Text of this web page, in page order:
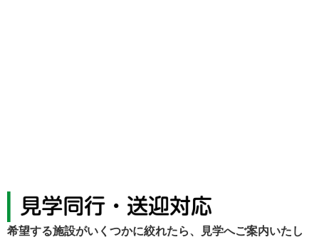
希望する施設がいくつかに絞れたら、見学へご案内いたし